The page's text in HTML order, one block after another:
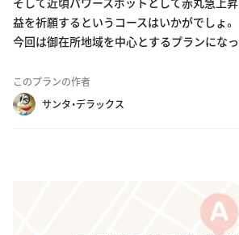
益を祈願するというコースはいかがでしょ。
今回は御在所地域を中心とするプランになっ
このプランの作者
サンタ・デラックス